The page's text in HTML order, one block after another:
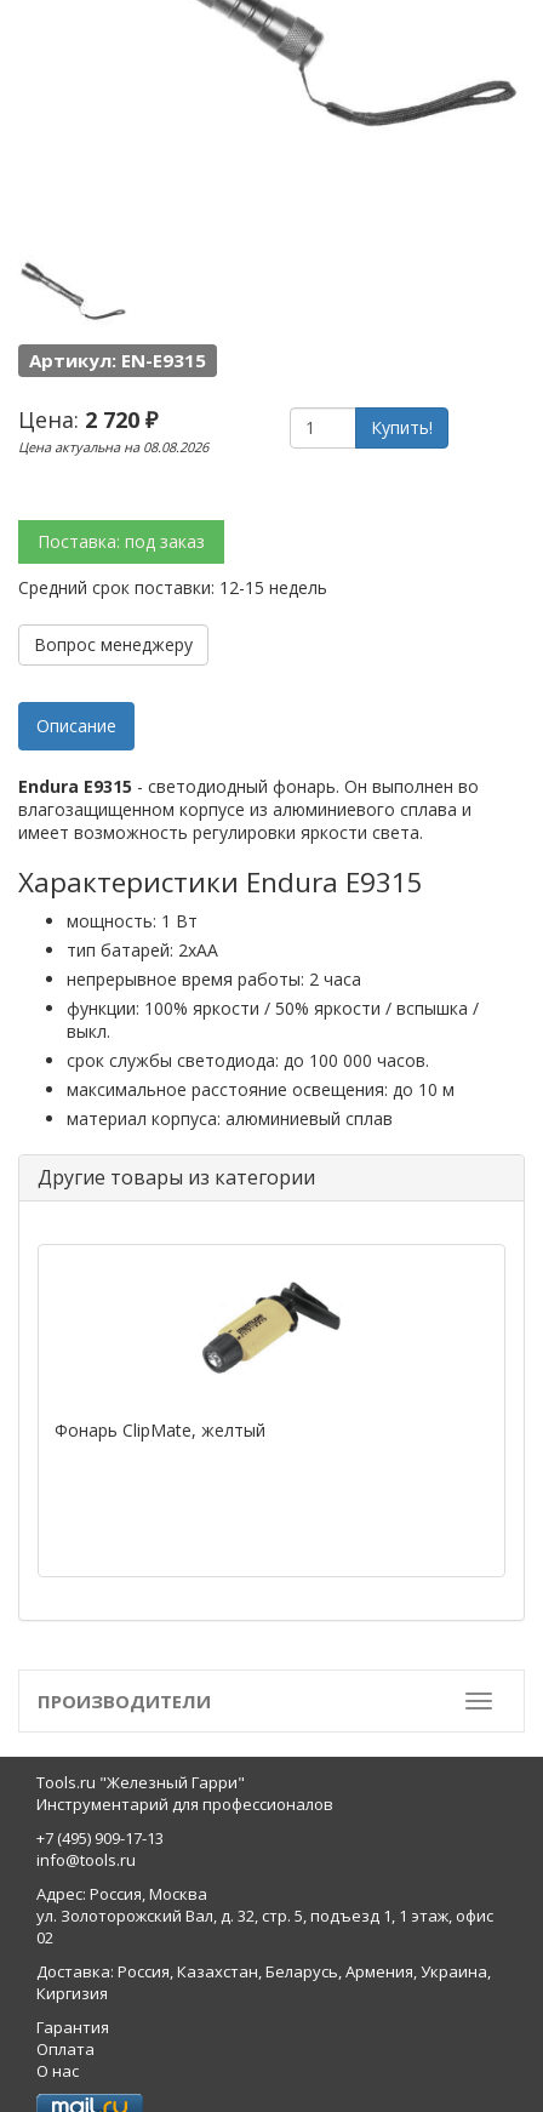
Артикул: EN-E9315
Цена: 2 720 ₽
Цена актуальна на 08.08.2026
Купить!
Поставка: под заказ
Средний срок поставки: 12-15 недель
Вопрос менеджеру
Описание
Endura E9315 - светодиодный фонарь. Он выполнен во
влагозащищенном корпусе из алюминиевого сплава и
имеет возможность регулировки яркости света.
Характеристики Endura E9315
мощность: 1 Вт
тип батарей: 2хAA
непрерывное время работы: 2 часа
функции: 100% яркости / 50% яркости / вспышка /
выкл.
срок службы светодиода: до 100 000 часов.
максимальное расстояние освещения: до 10 м
материал корпуса: алюминиевый сплав
Другие товары из категории
Фонарь ClipMate, желтый
Toggle
ПРОИЗВОДИТЕЛИ
Tools.ru "Железный Гарри"
Инструментарий для профессионалов
+7 (495) 909-17-13
info@tools.ru
Адрес: Россия, Москва
ул. Золоторожский Вал, д. 32, стр. 5, подъезд 1, 1 этаж, офис
02
Доставка: Россия, Казахстан, Беларусь, Армения, Украина,
Киргизия
Гарантия
Оплата
О нас